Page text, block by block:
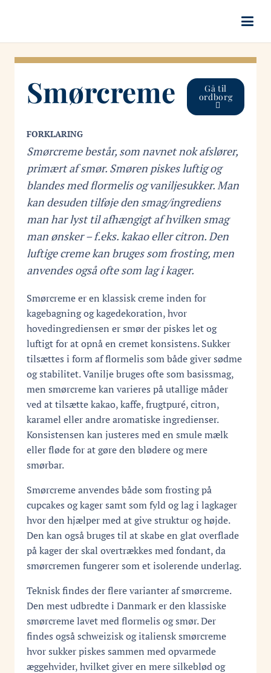
Smørcreme Gå til
ordborg
FORKLARING
Smørcreme består, som navnet nok afslører,
primært af smør. Smøren piskes luftig og
blandes med flormelis og vaniljesukker. Man
kan desuden tilføje den smag/ingrediens
man har lyst til afhængigt af hvilken smag
man ønsker – f.eks. kakao eller citron. Den
luftige creme kan bruges som frosting, men
anvendes også ofte som lag i kager.
Smørcreme er en klassisk creme inden for
kagebagning og kagedekoration, hvor
hovedingrediensen er smør der piskes let og
luftigt for at opnå en cremet konsistens. Sukker
tilsættes i form af flormelis som både giver sødme
og stabilitet. Vanilje bruges ofte som basissmag,
men smørcreme kan varieres på utallige måder
ved at tilsætte kakao, kaffe, frugtpuré, citron,
karamel eller andre aromatiske ingredienser.
Konsistensen kan justeres med en smule mælk
eller fløde for at gøre den blødere og mere
smørbar.
Smørcreme anvendes både som frosting på
cupcakes og kager samt som fyld og lag i lagkager
hvor den hjælper med at give struktur og højde.
Den kan også bruges til at skabe en glat overflade
på kager der skal overtrækkes med fondant, da
smørcremen fungerer som et isolerende underlag.
Teknisk findes der flere varianter af smørcreme.
Den mest udbredte i Danmark er den klassiske
smørcreme lavet med flormelis og smør. Der
findes også schweizisk og italiensk smørcreme
hvor sukker piskes sammen med opvarmede
æggehvider, hvilket giver en mere silkeblød og